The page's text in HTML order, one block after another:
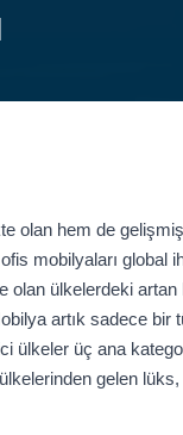
olan hem de
mobilyaları
ülkelerdeki
artık sadece
ülkeler üç ana
gelen lüks,